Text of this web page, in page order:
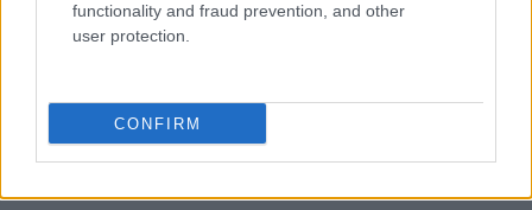
functionality and fraud prevention, and other
user protection.
CONFIRM
Cadena perpetua para ex oficial de LAPD por robo cripto a
adolescente